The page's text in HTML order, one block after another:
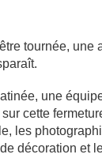
tournée, une
une
cette
les
décoration et